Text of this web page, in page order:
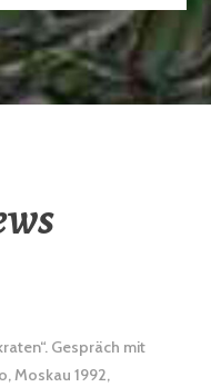
Gespräch mit
Moskau 1992,